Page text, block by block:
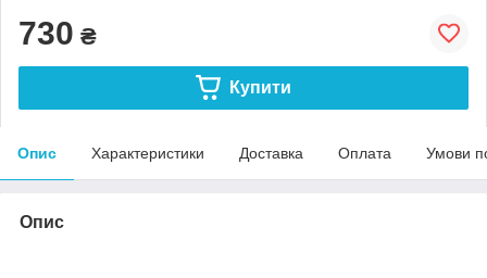
730 ₴
Купити
Опис Характеристики Доставка Оплата Умови
Опис